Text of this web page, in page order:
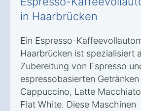
in Haarbrücken
Ein Espresso-
Haarbrücken ist spezialisiert
Zubereitung von Espresso
espressobasierten
Cappuccino, Latte
Flat White. Diese Maschinen